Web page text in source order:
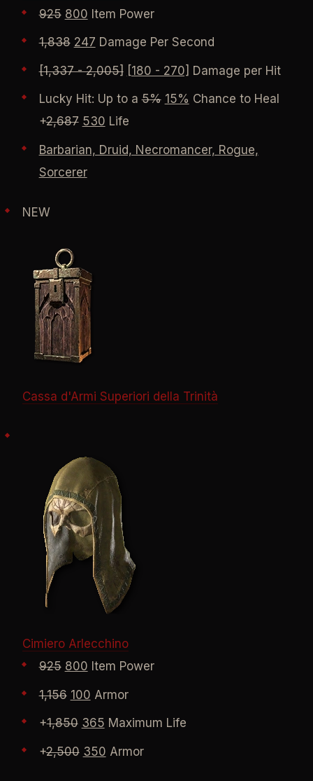
925 800 Item Power
1,838 247 Damage Per Second
[1,337 - 2,005] [180 - 270] Damage per Hit
Lucky Hit: Up to a5% 15% Chance to Heal
+2,687 530 Life
Barbarian, Druid, Necromancer, Rogue,
Sorcerer
NEW
Cassa d'Armi Superiori della Trinità
Cimiero Arlecchino
925 800 Item Power
1,156 100 Armor
+1,850 365 Maximum Life
+2,500 350 Armor